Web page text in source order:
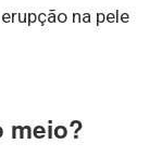
na pele
meio?